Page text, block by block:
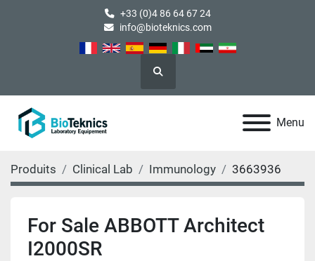
+33 (0)4 86 64 67 24
info@bioteknics.com
Rechercher
Menu
Produits Clinical Lab Immunology 3663936
For Sale ABBOTT Architect
I2000SR